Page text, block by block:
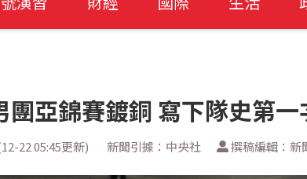
團亞錦賽鍍銅 寫下隊史第一
22 05:45更新) 新聞引據：中央社 撰稿編輯：新